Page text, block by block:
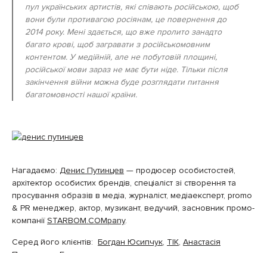
пул українських артистів, які співають російською, щоб
вони були противагою росіянам, це повернення до
2014 року. Мені здається, що вже пролито занадто
багато крові, щоб загравати з російськомовним
контентом. У медійній, але не побутовій площині,
російської мови зараз не має бути ніде. Тільки після
закінчення війни можна буде розглядати питання
багатомовності нашої країни.
Нагадаємо: Денис Путинцев — продюсер особистостей,
архітектор особистих брендів, спеціаліст зі створення та
просування образів в медіа, журналіст, медіаексперт, promo
& PR менеджер, актор, музикант, ведучий, засновник промо-
компаніїSTARBOM.COMpany.
Серед його клієнтів: Богдан Юсипчук, ТІК, Анастасія